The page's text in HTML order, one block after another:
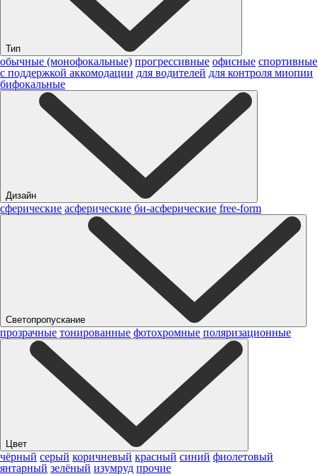
Тип
обычные (монофокальные) прогрессивные офисные спортивные
с поддержкой аккомодации для водителей для контроля миопии
бифокальные
Дизайн
сферические асферические би-асферические free-form
Светопропускание
прозрачные тонированные фотохромные поляризационные
Цвет
чёрный серый коричневый красный синий фиолетовый
янтарный зелёный изумруд прочие